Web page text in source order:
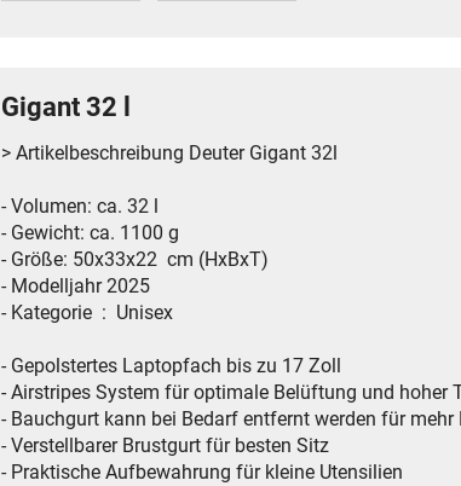
Gigant 32 l
> Artikelbeschreibung Deuter Gigant 32l
- Volumen: ca. 32 l
- Gewicht: ca. 1100 g
- Größe: 50x33x22 cm (HxBxT)
- Modelljahr 2025
- Kategorie ‏ : ‎ Unisex
- Gepolstertes Laptopfach bis zu 17 Zoll
- Airstripes System für optimale Belüftung und hoher
- Bauchgurt kann bei Bedarf entfernt werden für
- Verstellbarer Brustgurt für besten Sitz
- Praktische Aufbewahrung für kleine Utensilien